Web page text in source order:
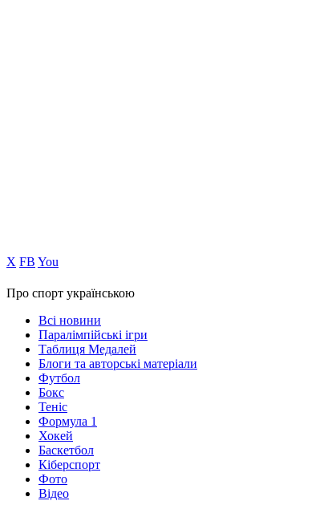
Х FB You
Про спорт українською
Всі новини
Паралімпійські ігри
Таблиця Медалей
Блоги та авторські матеріали
Футбол
Бокс
Теніс
Формула 1
Хокей
Баскетбол
Кіберспорт
Фото
Відео